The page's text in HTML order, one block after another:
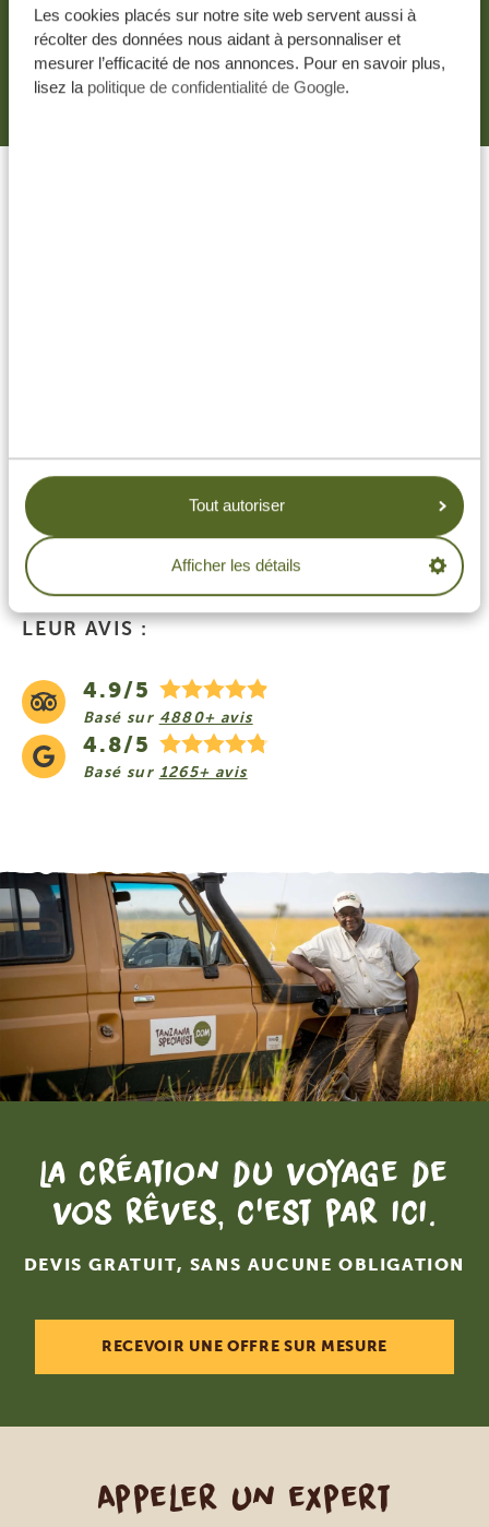
Les cookies placés sur notre site web servent aussi à
récolter des données nous aidant à personnaliser et
mesurer l’efficacité de nos annonces. Pour en savoir plus,
lisez la politique de confidentialité de Google.
Tout autoriser
Afficher les détails
En soumettant vos coordonnées, vous acceptez que
notre équipe puisse vous contacter conformément à
notrepolitique de confidentialitéet à nosconditions
générales.
Réponse sous 24h
On s'occupe de tout
NOS VOYAGEURS NOUS ONT LAISSÉ
LEUR AVIS :
4.9/5
Basé sur 4880+ avis
4.8/5
Basé sur 1265+ avis
La création du voyage de
vos rêves, c'est par ici.
DEVIS GRATUIT, SANS AUCUNE OBLIGATION
RECEVOIR UNE OFFRE SUR MESURE
Appeler un expert